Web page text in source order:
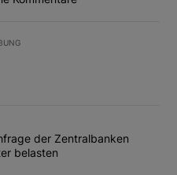
am meisten kommentierten
tiefe Nachfrage der
der Zentralbanken
belasten